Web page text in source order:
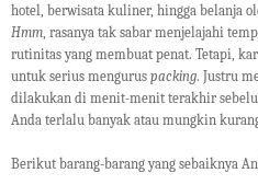
hotel, berwisata kuliner, hingga belanja
Hmm , rasanya tak sabar menjelajahi
rutinitas yang membuat penat. Tetapi,
untuk serius mengurus packing. Justru
dilakukan di menit-menit terakhir
Anda terlalu banyak atau mungkin
Berikut barang-barang yang sebaiknya